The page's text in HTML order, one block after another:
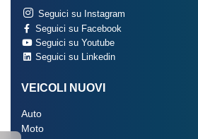
Seguici su Instagram
Seguici su Facebook
Seguici su Youtube
Seguici su Linkedin
VEICOLI NUOVI
Auto
Moto